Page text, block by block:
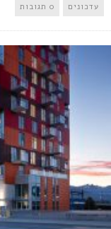
עדכונים 0 תגובות